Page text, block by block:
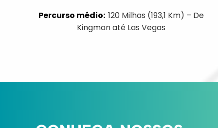
120 Milhas (193,1 Km) – De
Kingman até Las Vegas